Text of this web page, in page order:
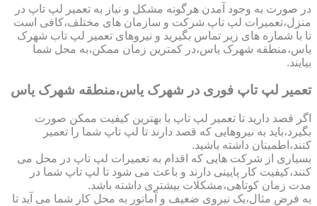
در صورت به وجود آمدن هرگونه مشکل و نیاز به تعمیر لپ تاپ در
منزل،تعمیرات لپ تاپ شرکت و سازمان های مختلف،کافی است
تا با شماره های زیر تماس بگیرید و نیروهای تعمیر لپ تاب شهرک
یاس،منطقه شهرک یاس،در کمترین زمان ممکن،به محل شما
بیایند.
تعمیر لپ تاپ فوری در شهرک یاس،منطقه شهرک یاس
اگر قصد دارید تا تعمیر لپ تاپ با بهترین کیفیت ممکن صورت
بگیرد،باید به نیروهایی که قصد دارند تا لپ تاپ شما را تعمیر
کنند،اطمینان داشته باشید.
بسیاری از شرکت هایی که اقدام به تعمیرات لپ تاپ در محل می
کنند،کیفیت کار پایینی دارند و باعث می شود تا لپ تاپ شما در
مدت زمان کوتاهی،مشکلات بیشتری داشته باشد.
به فرض مثال،یک نیروی ضعیف و آماتور به محل کار شما می آید تا